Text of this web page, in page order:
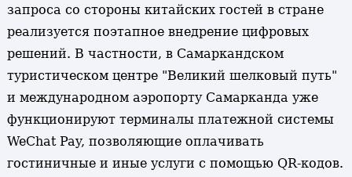
запроса со стороны китайских гостей в стране
реализуется поэтапное внедрение цифровых
решений. В частности, в Самаркандском
туристическом центре "Великий шелковый путь"
и международном аэропорту Самарканда уже
функционируют терминалы платежной системы
WeChat Pay, позволяющие оплачивать
гостиничные и иные услуги с помощью QR-кодов.